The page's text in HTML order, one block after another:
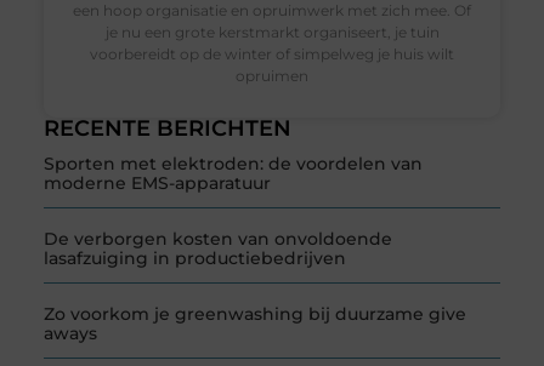
RECENTE BERICHTEN
Sporten met elektroden: de voordelen van
moderne EMS-apparatuur
De verborgen kosten van onvoldoende
lasafzuiging in productiebedrijven
Zo voorkom je greenwashing bij duurzame give
aways
een hoop organisatie en opruimwerk met zich mee. Of
je nu een grote kerstmarkt organiseert, je tuin
voorbereidt op de winter of simpelweg je huis wilt
opruimen